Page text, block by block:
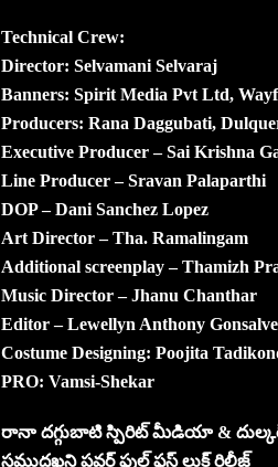
Technical Crew:
Director: Selvamani Selvaraj
Banners: Spirit Media Pvt Ltd,
Producers: Rana Daggubati,
Executive Producer – Sai Krishna
Line Producer – Sravan Palaparthi
DOP – Dani Sanchez Lopez
Art Director – Tha. Ramalingam
Additional screenplay – Thamizh
Music Director – Jhanu Chanthar
Editor – Lewellyn Anthony
Costume Designing: Poojita
PRO: Vamsi-Shekar
రానా దగ్గుబాటి స్పిరిట్ మీడియా & దుల్కర్
సముద్రఖని పవర్ ఫుల్ ఫస్ట్ లుక్ రిలీజ్